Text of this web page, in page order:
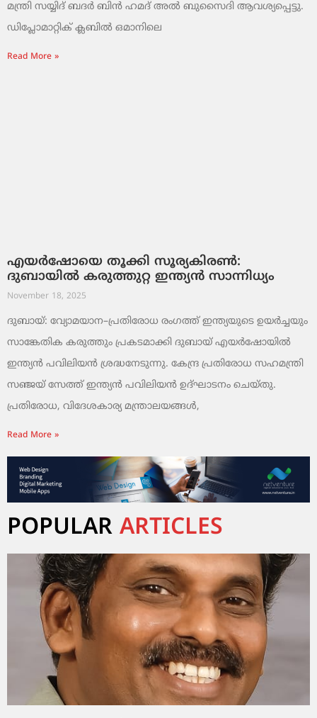
മന്ത്രി സയ്യിദ് ബദർ ബിൻ ഹമദ് അൽ ബുസൈദി ആവശ്യപ്പെട്ടു.
ഡിപ്ലോമാറ്റിക് ക്ലബിൽ ഒമാനിലെ
Read More »
എയർഷോയെ തൂക്കി സൂര്യകിരൺ:
ദുബായിൽ കരുത്തുറ്റ ഇന്ത്യൻ സാന്നിധ്യം
November 18, 2025
ദുബായ്: വ്യോമയാന–പ്രതിരോധ രംഗത്ത് ഇന്ത്യയുടെ ഉയർച്ചയും
സാങ്കേതിക കരുത്തും പ്രകടമാക്കി ദുബായ് എയർഷോയിൽ
ഇന്ത്യൻ പവിലിയൻ ശ്രദ്ധനേടുന്നു. കേന്ദ്ര പ്രതിരോധ സഹമന്ത്രി
സഞ്ജയ് സേത്ത് ഇന്ത്യൻ പവിലിയൻ ഉദ്ഘാടനം ചെയ്തു.
പ്രതിരോധ, വിദേശകാര്യ മന്ത്രാലയങ്ങൾ,
Read More »
POPULAR ARTICLES